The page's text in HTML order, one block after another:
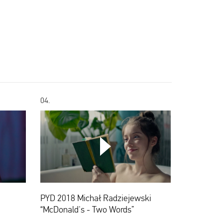
PYD
2018
Michał
“McDonald's
-
Two
04.
PYD 2018 Michał Radziejewski
“McDonald's - Two Words”